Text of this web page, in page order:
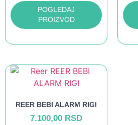
POGLEDAJ
PROIZVOD
REER BEBI ALARM RIGI
7.100,00 RSD